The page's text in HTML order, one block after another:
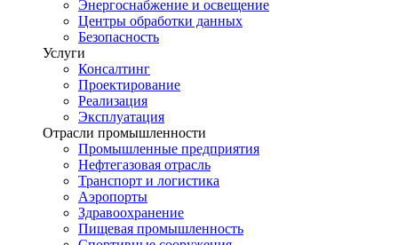
Энергоснабжение и освещение
Центры обработки данных
Безопасность
Услуги
Консалтинг
Проектирование
Реализация
Эксплуатация
Отрасли промышленности
Промышленные предприятия
Нефтегазовая отрасль
Транспорт и логистика
Аэропорты
Здравоохранение
Пищевая промышленность